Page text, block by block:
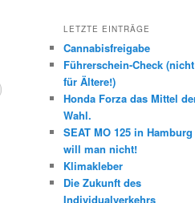
LETZTE EINTRÄGE
Cannabisfreigabe
Führerschein-Check
für Ältere!)
Honda Forza das Mittel
Wahl.
SEAT MO 125 in Hamburg
will man nicht!
Klimakleber
Die Zukunft des
Individualverkehrs